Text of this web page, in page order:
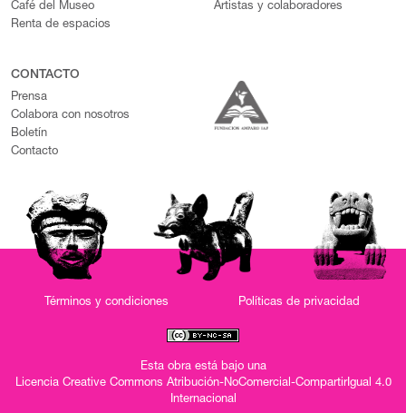
Café del Museo
Renta de espacios
Artistas y colaboradores
CONTACTO
Prensa
Colabora con nosotros
Boletín
Contacto
Términos y condiciones Políticas de privacidad
Esta obra está bajo una
Licencia Creative Commons Atribución-NoComercial-CompartirIgual 4.0
Internacional